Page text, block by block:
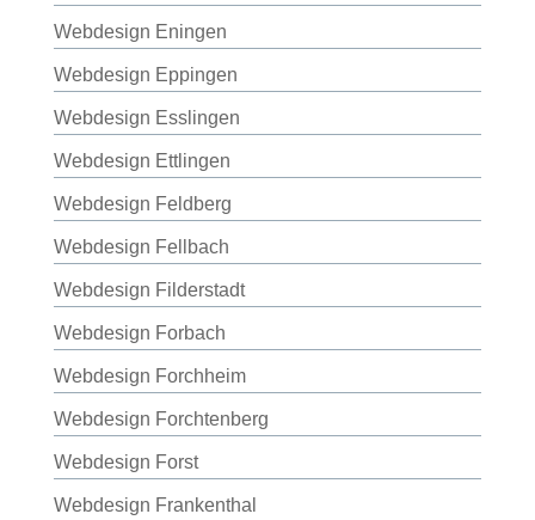
Webdesign Eningen
Webdesign Eppingen
Webdesign Esslingen
Webdesign Ettlingen
Webdesign Feldberg
Webdesign Fellbach
Webdesign Filderstadt
Webdesign Forbach
Webdesign Forchheim
Webdesign Forchtenberg
Webdesign Forst
Webdesign Frankenthal